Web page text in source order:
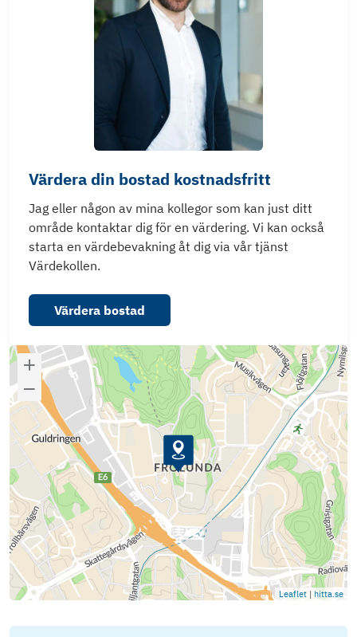
Värdera din bostad kostnadsfritt
Jag eller någon av mina kollegor som kan just ditt
område kontaktar dig för en värdering. Vi kan också
starta en värdebevakning åt dig via vår tjänst
Värdekollen.
Värdera bostad
Leaflet | hitta.se